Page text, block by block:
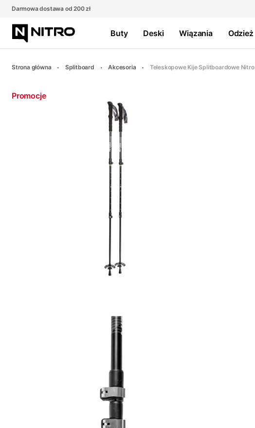
Darmowa dostawa od 200 zł
Buty Deski Wiązania Odzież
Strona główna Splitboard Akcesoria Teleskopowe Kije Splitboardowe Nitro
Promocje